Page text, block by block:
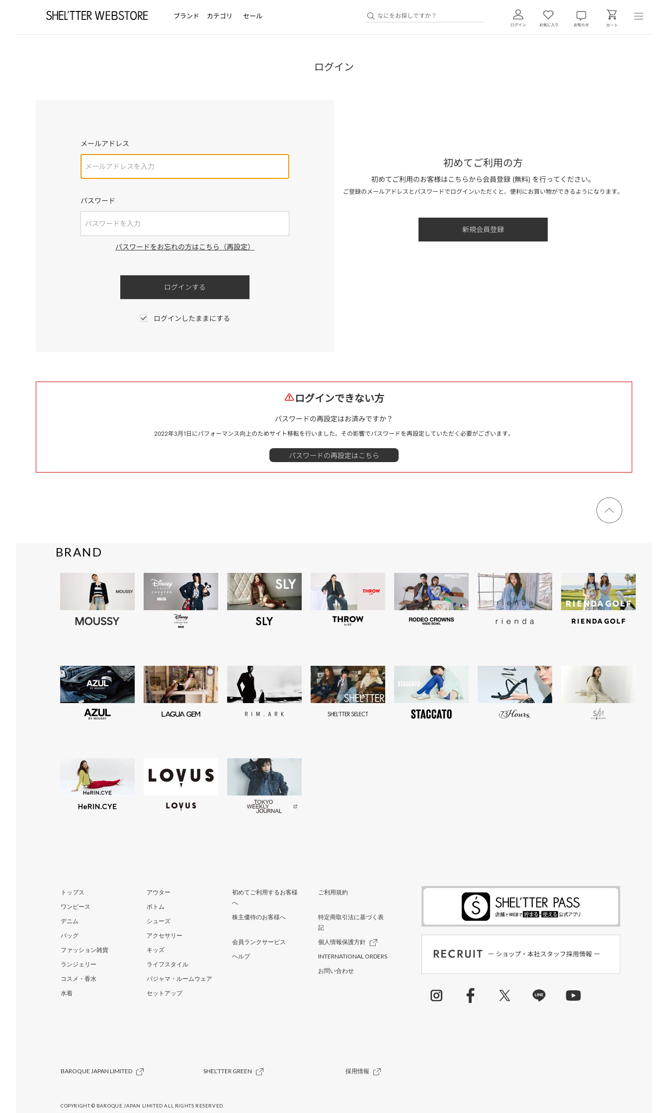
ブランド カテゴリ セール
ログイン
メールアドレス
パスワード
パスワードをお忘れの方はこちら（再設定）
ログインしたままにする
初めてご利用の方
初めてご利用のお客様はこちらから会員登録 (無料) を行ってください。
ご登録のメールアドレスとパスワードでログインいただくと、便利にお買い物ができるようになります。
ログインできない方
パスワードの再設定はお済みですか？
2022年3月1日にパフォーマンス向上のためサイト移転を行いました。その影響でパスワードを再設定していただく必要がございます。
ページ
トップ
BRAND
トップス
アウター
ワンピース
ボトム
デニム
シューズ
バッグ
アクセサリー
ファッション雑貨
キッズ
ランジェリー
ライフスタイル
コスメ・香水
パジャマ・ルームウェア
水着
セットアップ
初めてご利用するお客様
へ
ご利用規約
株主優待のお客様へ
特定商取引法に基づく表
記
会員ランクサービス
個人情報保護方針
ヘルプ
INTERNATIONAL ORDERS
お問い合わせ
BAROQUE JAPAN LIMITED SHEL’TTER GREEN 採用情報
COPYRIGHT © BAROQUE JAPAN LIMITED ALL RIGHTS RESERVED.